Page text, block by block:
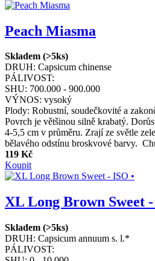
Peach Miasma
Skladem (>5ks)
DRUH: Capsicum chinense
PÁLIVOST:
SHU: 700.000 - 900.000
VÝNOS: vysoký
Plody: Robustní, soudečkovité a
Povrch je většinou silně krabatý.
4-5,5 cm v průměru. Zrají ze světle
bělavého odstínu broskvové barvy.
119 Kč
Koupit
XL Long Brown Sweet -
Skladem (>5ks)
DRUH: Capsicum annuum s. l.*
PÁLIVOST: